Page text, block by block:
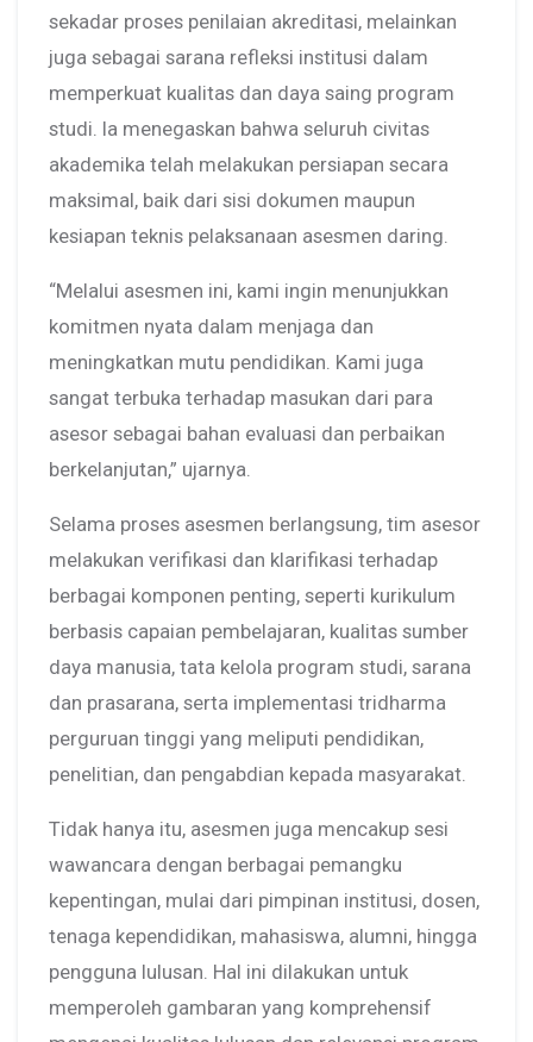
sekadar proses penilaian akreditasi, melainkan
juga sebagai sarana refleksi institusi dalam
memperkuat kualitas dan daya saing program
studi. Ia menegaskan bahwa seluruh civitas
akademika telah melakukan persiapan secara
maksimal, baik dari sisi dokumen maupun
kesiapan teknis pelaksanaan asesmen daring.
“Melalui asesmen ini, kami ingin menunjukkan
komitmen nyata dalam menjaga dan
meningkatkan mutu pendidikan. Kami juga
sangat terbuka terhadap masukan dari para
asesor sebagai bahan evaluasi dan perbaikan
berkelanjutan,” ujarnya.
Selama proses asesmen berlangsung, tim asesor
melakukan verifikasi dan klarifikasi terhadap
berbagai komponen penting, seperti kurikulum
berbasis capaian pembelajaran, kualitas sumber
daya manusia, tata kelola program studi, sarana
dan prasarana, serta implementasi tridharma
perguruan tinggi yang meliputi pendidikan,
penelitian, dan pengabdian kepada masyarakat.
Tidak hanya itu, asesmen juga mencakup sesi
wawancara dengan berbagai pemangku
kepentingan, mulai dari pimpinan institusi, dosen,
tenaga kependidikan, mahasiswa, alumni, hingga
pengguna lulusan. Hal ini dilakukan untuk
memperoleh gambaran yang komprehensif